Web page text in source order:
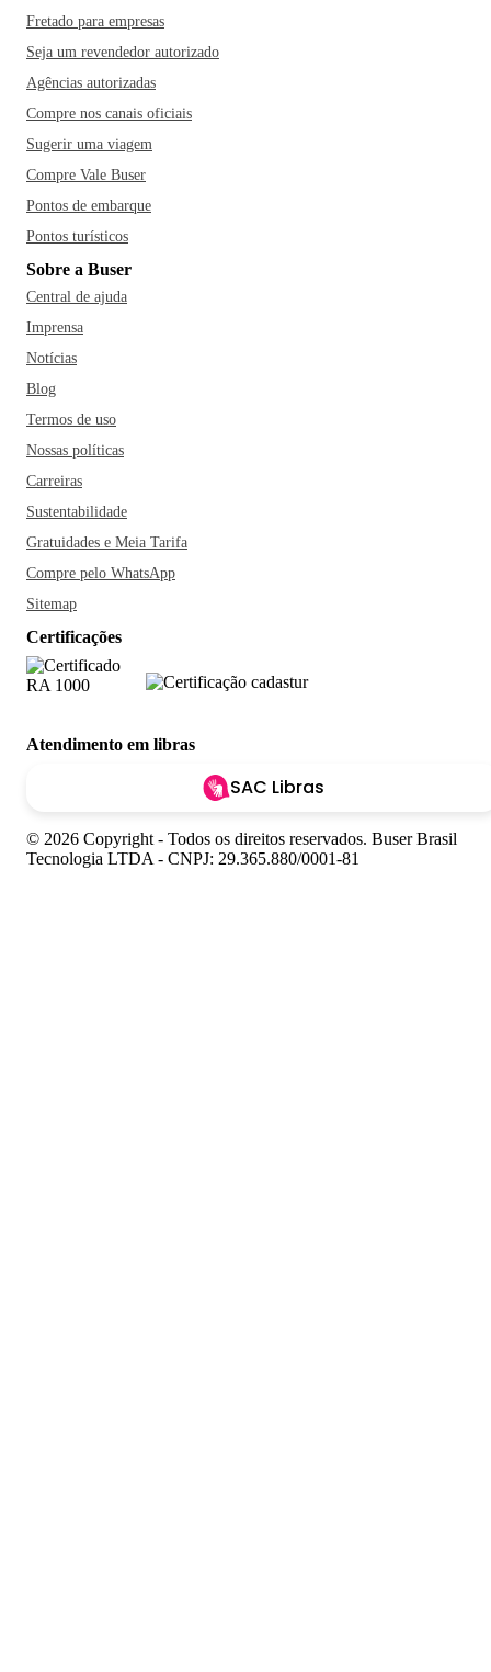
Fretado para empresas
Seja um revendedor autorizado
Agências autorizadas
Compre nos canais oficiais
Sugerir uma viagem
Compre Vale Buser
Pontos de embarque
Pontos turísticos
Sobre a Buser
Central de ajuda
Imprensa
Notícias
Blog
Termos de uso
Nossas políticas
Carreiras
Sustentabilidade
Gratuidades e Meia Tarifa
Compre pelo WhatsApp
Sitemap
Certificações
Atendimento em libras
SAC Libras
© 2026 Copyright - Todos os direitos reservados. Buser Brasil
Tecnologia LTDA - CNPJ: 29.365.880/0001-81